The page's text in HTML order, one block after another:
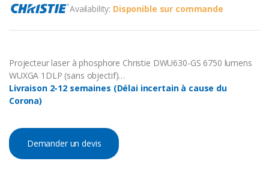
Availability: Disponible sur commande
Projecteur laser à phosphore Christie DWU630-GS 6750 lumens
WUXGA 1DLP (sans objectif)…
Livraison 2-12 semaines (Délai incertain à cause du
Corona)
Demander un devis